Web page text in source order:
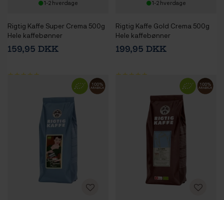
1-2 hverdage
Rigtig Kaffe Super Crema 500g
Hele kaffebønner
159,95 DKK
1-2 hverdage
Rigtig Kaffe Gold Crema 500g
Hele kaffebønner
199,95 DKK